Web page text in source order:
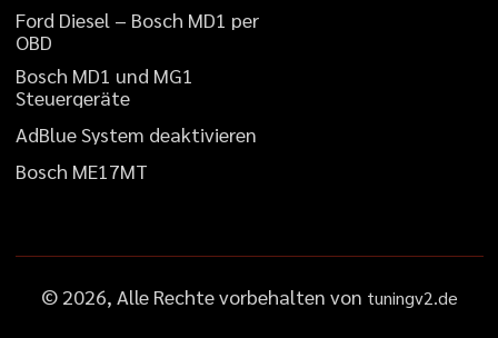
Ford Diesel – Bosch MD1 per
OBD
Bosch MD1 und MG1
Steuergeräte
AdBlueSystem deaktivieren
Bosch ME17MT
© 2026, Alle Rechte vorbehalten von tuningv2.de